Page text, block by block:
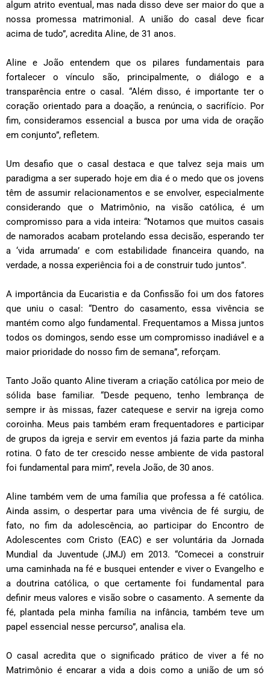
algum atrito eventual, mas nada disso deve ser maior do que a
nossa promessa matrimonial. A união do casal deve ficar
acima de tudo”, acredita Aline, de 31 anos.
Aline e João entendem que os pilares fundamentais para
fortalecer o vínculo são, principalmente, o diálogo e a
transparência entre o casal. “Além disso, é importante ter o
coração orientado para a doação, a renúncia, o sacrifício. Por
fim, consideramos essencial a busca por uma vida de oração
em conjunto”, refletem.
Um desafio que o casal destaca e que talvez seja mais um
paradigma a ser superado hoje em dia é o medo que os jovens
têm de assumir relacionamentos e se envolver, especialmente
considerando que o Matrimônio, na visão católica, é um
compromisso para a vida inteira: “Notamos que muitos casais
de namorados acabam protelando essa decisão, esperando ter
a ‘vida arrumada’ e com estabilidade financeira quando, na
verdade, a nossa experiência foi a de construir tudo juntos”.
A importância da Eucaristia e da Confissão foi um dos fatores
que uniu o casal: “Dentro do casamento, essa vivência se
mantém como algo fundamental. Frequentamos a Missa juntos
todos os domingos, sendo esse um compromisso inadiável e a
maior prioridade do nosso fim de semana”, reforçam.
Tanto João quanto Aline tiveram a criação católica por meio de
sólida base familiar. “Desde pequeno, tenho lembrança de
sempre ir às missas, fazer catequese e servir na igreja como
coroinha. Meus pais também eram frequentadores e participar
de grupos da igreja e servir em eventos já fazia parte da minha
rotina. O fato de ter crescido nesse ambiente de vida pastoral
foi fundamental para mim”, revela João, de 30 anos.
Aline também vem de uma família que professa a fé católica.
Ainda assim, o despertar para uma vivência de fé surgiu, de
fato, no fim da adolescência, ao participar do Encontro de
Adolescentes com Cristo (EAC) e ser voluntária da Jornada
Mundial da Juventude (JMJ) em 2013. “Comecei a construir
uma caminhada na fé e busquei entender e viver o Evangelho e
a doutrina católica, o que certamente foi fundamental para
definir meus valores e visão sobre o casamento. A semente da
fé, plantada pela minha família na infância, também teve um
papel essencial nesse percurso”, analisa ela.
O casal acredita que o significado prático de viver a fé no
Matrimônio é encarar a vida a dois como a união de um só